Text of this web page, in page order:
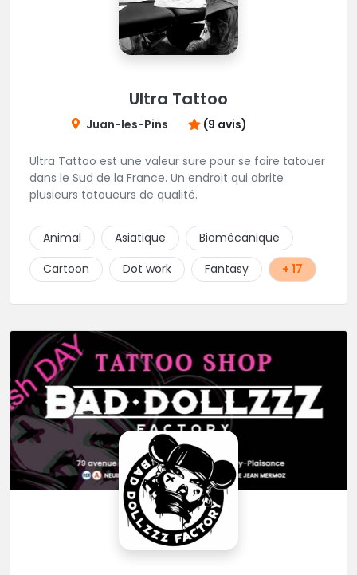
Ultra Tattoo
Juan-les-Pins (9 avis)
Ultra Tattoo est une valeur sure pour se faire tatouer
dans le Sud de la France. Un endroit qui abrite
plusieurs tatoueurs de qualité.
Animal Asiatique
Biomécanique
Cartoon
Dot work Fantasy + 17